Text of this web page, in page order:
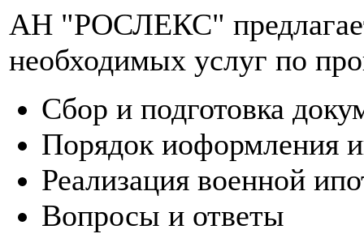
АН "РОСЛЕКС"
необходимых услуг по
Сбор и подготовка
Порядок иоформления
Реализация военной
Вопросы и ответы